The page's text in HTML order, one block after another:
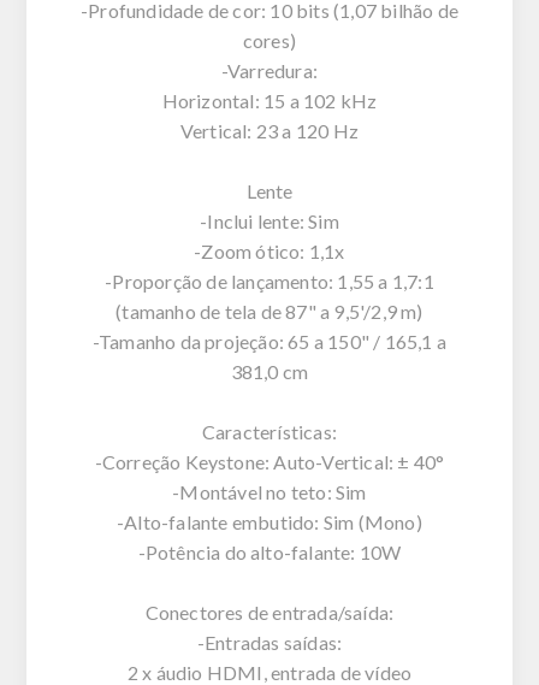
-Profundidade de cor: 10 bits (1,07 bilhão de
cores)
-Varredura:
Horizontal: 15 a 102 kHz
Vertical: 23 a 120 Hz
Lente
-Inclui lente: Sim
-Zoom ótico: 1,1x
-Proporção de lançamento: 1,55 a 1,7:1
(tamanho de tela de 87" a 9,5'/2,9 m)
-Tamanho da projeção: 65 a 150" / 165,1 a
381,0 cm
Características:
-Correção Keystone: Auto-Vertical: ± 40°
-Montável no teto: Sim
-Alto-falante embutido: Sim (Mono)
-Potência do alto-falante: 10W
Conectores de entrada/saída:
-Entradas saídas:
2 x áudio HDMI, entrada de vídeo